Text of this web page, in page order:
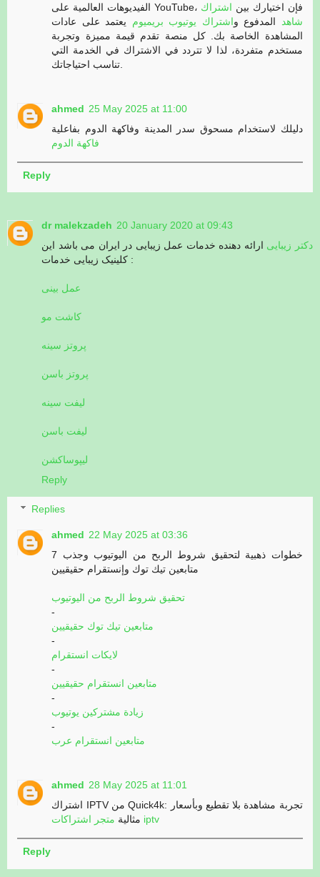
الفيديوهات العالمية على YouTube، فإن اختيارك بين اشتراك
شاهد
المدفوع واشتراك يوتيوب بريميوم يعتمد على عادات
المشاهدة الخاصة بك. كل منصة تقدم قيمة مميزة وتجربة
مستخدم متفردة، لذا لا تتردد في الاشتراك في الخدمة التي
ahmed 25 May 2025 at 11:00
دليلك لاستخدام مسحوق سدر المدينة وفاكهة الدوم بفاعلية
فاكهة الدوم
Reply
dr malekzadeh 20 January 2020 at 09:43
دکتر زیبایی ارائه دهنده خدمات عمل زیبایی در ایران می باشد این
کلینیک زیبایی خدمات :
عمل بینی
کاشت مو
پروتز سینه
پروتز باسن
لیفت سینه
لیفت باسن
لیپوساکشن
Reply
Replies
ahmed 22 May 2025 at 03:36
7 خطوات ذهبية لتحقيق شروط الربح من اليوتيوب وجذب
متابعين تيك توك وإنستقرام حقيقيين
تحقيق شروط الربح من اليوتيوب
-
متابعين تيك توك حقيقيين
-
لايكات انستقرام
-
متابعين انستقرام حقيقيين
-
زيادة مشتركين يوتيوب
-
متابعين انستقرام عرب
ahmed 28 May 2025 at 11:01
اشتراك IPTV من Quick4k: تجربة مشاهدة بلا تقطيع وبأسعار
مثالية متجر اشتراكات iptv
Reply